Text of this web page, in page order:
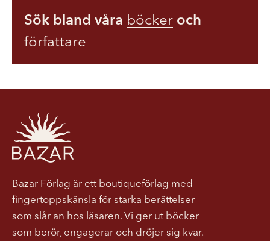
Sök bland våra böcker och
författare
Bazar Förlag är ett boutiqueförlag med
fingertoppskänsla för starka berättelser
som slår an hos läsaren. Vi ger ut böcker
som berör, engagerar och dröjer sig kvar.